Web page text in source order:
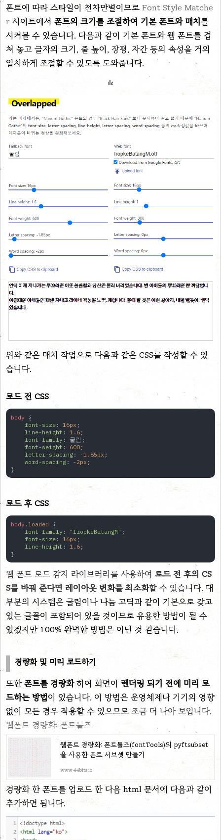
폰트에 따라 스타일이 천차만별이므로 Font Style Matche
r 사이트에서 폰트의 크기를 조절하여 기본 폰트와 매치를
시켜볼 수 있습니다. 다음과 같이 기본 폰트와 웹 폰트를 겹
쳐 놓고 글자의 크기, 줄 높이, 장평, 자간 등의 속성을 거의
일치하게 조절할 수 있도록 도와줍니다.
위와 같은 매치 작업으로 다음과 같은 CSS를 작성할 수 있
습니다.
로드 전 CSS
body {
font-size : 16px ;
line-height : 1.6 ;
font-family : 굴림;
font-weight : 600 ;
letter-spacing : -1.85px ;
word-spacing : - 2px ;
}
로드 후 CSS
body .loaded {
font-family : "IropkeBatangM" ;
font-size : 16px ;
line-height : 1.6 ;
}
웹 폰트 로드 감지 라이브러리를 사용하여 로드 전 후의 CS
S를 바꿔 준다면 레이아웃 변화를 최소화할 수 있습니다. 대
부분의 시스템은 굴림이나 나눔 고딕과 같이 기본으로 갖고
있는 글꼴이 포함되어 있을 것이므로 유용한 방법이 될 수
있겠지만 100% 완벽한 방법은 아닌 것 같습니다.
경량화 및 미리 로드하기
또한 폰트를 경량화하여 화면이 렌더링 되기 전에 미리 로
드하는 방법이 있습니다. 이 방법은 운영체제나 기기의 영향
없이 모든 경우 적용할 수 있으므로 조금 더 나아 보입니다.
웹폰트 경량화: 폰트툴즈
웹폰트 경량화: 폰트툴즈(fontTools)의 pyftsubset
을 사용한 폰트 서브셋 만들기
www.44bits.io
경량화 한 폰트를 업로드 한 다음 html 문서에 다음과 같이
추가하면 됩니다.